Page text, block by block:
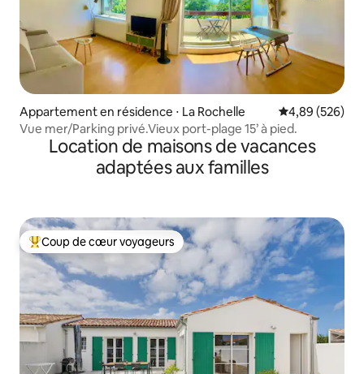
Appartement en résidence ⋅ La Rochelle Évaluation
4,89 (526)
Vue mer/Parking privé.Vieux port-plage 15’ à pied.
Location de maisons de vacances
adaptées aux familles
Coups de cœur voyageurs les plus appréciés
Coup de cœur voyageurs